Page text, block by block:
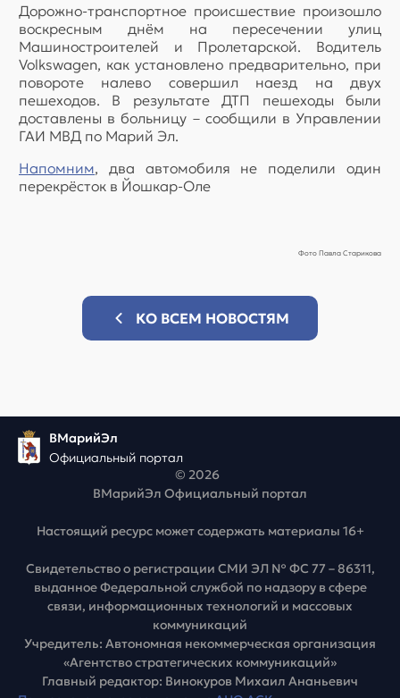
Дорожно-транспортное происшествие произошло
воскресным днём на пересечении улиц
Машиностроителей и Пролетарской. Водитель
Volkswagen, как установлено предварительно, при
повороте налево совершил наезд на двух
пешеходов. В результате ДТП пешеходы были
доставлены в больницу – сообщили в Управлении
ГАИ МВД по Марий Эл.
Напомним, два автомобиля не поделили один
перекрёсток в Йошкар-Оле
Фото Павла Старикова
КО ВСЕМ НОВОСТЯМ
ВМарийЭл
Официальный портал
© 2026
ВМарийЭл Официальный портал
Настоящий ресурс может содержать материалы 16+
Свидетельство о регистрации СМИ ЭЛ № ФС 77 – 86311,
выданное Федеральной службой по надзору в сфере
связи, информационных технологий и массовых
коммуникаций
Учредитель: Автономная некоммерческая организация
«Агентство стратегических коммуникаций»
Главный редактор: Винокуров Михаил Ананьевич